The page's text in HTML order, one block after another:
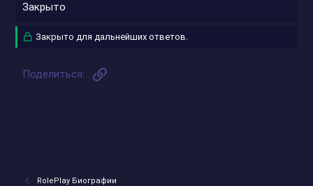
Закрыто
Закрыто для дальнейших ответов.
Поделиться:
RolePlay Биографии